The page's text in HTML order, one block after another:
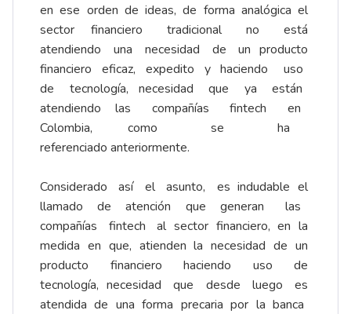
en ese orden de ideas, de forma analógica el
sector financiero tradicional no está
atendiendo una necesidad de un producto
financiero eficaz, expedito y haciendo uso
de tecnología, necesidad que ya están
atendiendo las compañías fintech en
Colombia, como se ha
referenciado anteriormente.
Considerado así el asunto, es indudable el
llamado de atención que generan las
compañías fintech al sector financiero, en la
medida en que, atienden la necesidad de un
producto financiero haciendo uso de
tecnología, necesidad que desde luego es
atendida de una forma precaria por la banca